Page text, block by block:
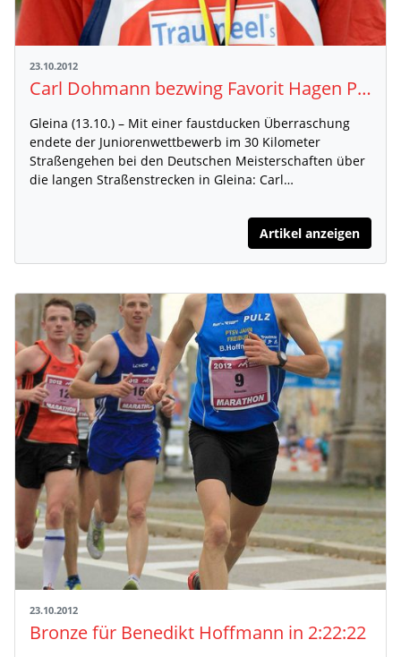
23.10.2012
Carl Dohmann bezwing Favorit Hagen Pohle
Gleina (13.10.) – Mit einer faustducken Überraschung
endete der Juniorenwettbewerb im 30 Kilometer
Straßengehen bei den Deutschen Meisterschaften über
die langen Straßenstrecken in Gleina: Carl…
Artikel anzeigen
23.10.2012
Bronze für Benedikt Hoffmann in 2:22:22